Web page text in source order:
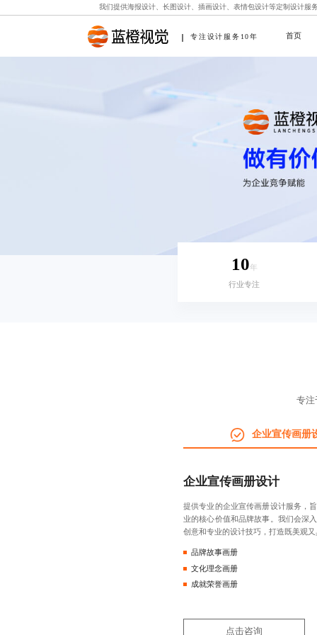
我们提供海报设计 长图设计 插画设计 表情包设计等定制设计服
专注设计服务10年 首页
10年
行业专注
专注
企业宣传画册
企业宣传画册设计
提供专业的企业宣传画册设计服务，
业的核心价值和品牌故事。我们会深
创意和专业的设计技巧，打造既美观
品牌故事画册
文化理念画册
成就荣誉画册
点击咨询